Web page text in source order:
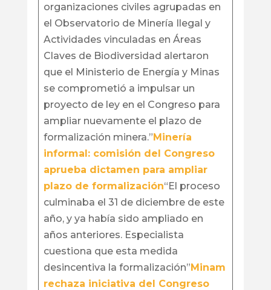
organizaciones civiles agrupadas en
el Observatorio de Minería Ilegal y
Actividades vinculadas en Áreas
Claves de Biodiversidad alertaron
que el Ministerio de Energía y Minas
se comprometió a impulsar un
proyecto de ley en el Congreso para
ampliar nuevamente el plazo de
formalización minera.”Minería
informal: comisión del Congreso
aprueba dictamen para ampliar
plazo de formalización“El proceso
culminaba el 31 de diciembre de este
año, y ya había sido ampliado en
años anteriores. Especialista
cuestiona que esta medida
desincentiva la formalización”Minam
rechaza iniciativa del Congreso